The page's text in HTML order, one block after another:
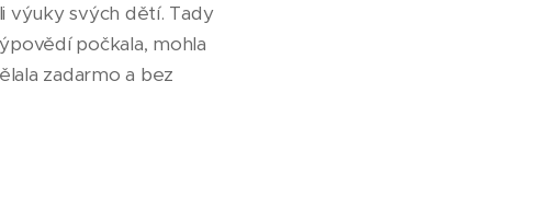
výuky svých dětí. Tady
počkala, mohla
zadarmo a bez